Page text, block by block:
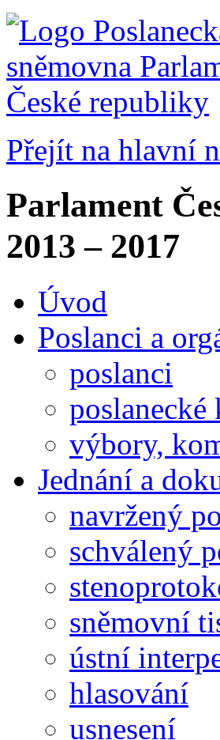
Přejít na hlavní
Parlament
2013 – 2017
Úvod
Poslanci a
poslanci
výbory,
Jednání a
navržený
schválený
sněmovní
ústní
hlasování
usnesení